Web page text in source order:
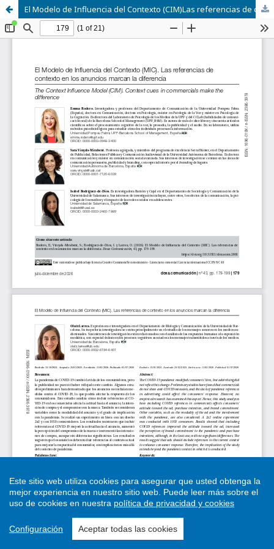
El Modelo de Influencia del Contexto (CIM)Las referencias de contexto en los anuncios marcan la diferencia
Este sitio web utiliza cookies para asegurar que usted obtenga la
mejor experiencia en nuestro sitio web. Puede leer más sobre el
uso de cookies en nuestra política de privacidad y cookies
Configuración Aceptar todas las cookies